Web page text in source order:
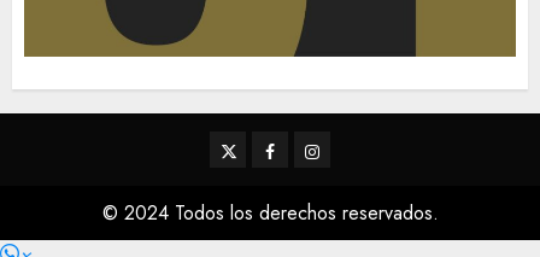
TwitterFacebookInstagram
© 2024 Todos los derechos reservados.